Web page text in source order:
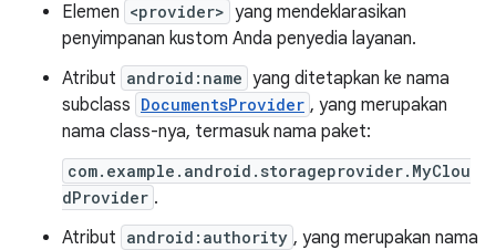
Elemen <provider> yang mendeklarasikan
penyimpanan kustom Anda penyedia layanan.
Atribut android:name yang ditetapkan ke nama
subclass DocumentsProvider , yang merupakan
nama class-nya, termasuk nama paket:
com.example.android.storageprovider.MyClou
dProvider .
Atribut android:authority , yang merupakan nama